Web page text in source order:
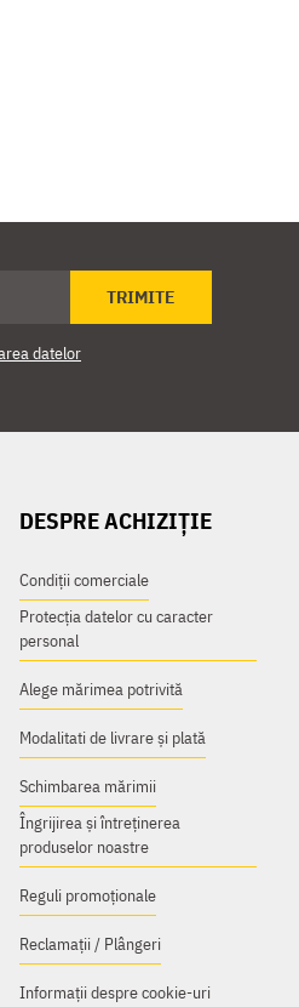
TRIMITE
datelor
DESPRE ACHIZIȚIE
Condiții comerciale
Protecția datelor cu caracter
personal
Alege mărimea potrivită
Modalitati de livrare și plată
Schimbarea mărimii
Îngrijirea și întreținerea
produselor noastre
Reguli promoționale
Reclamații / Plângeri
Informații despre cookie-uri